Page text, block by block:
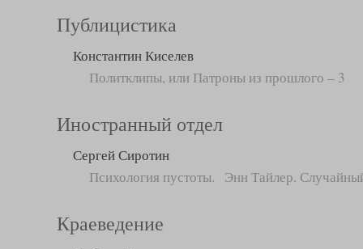
Публицистика
Константин Киселев
Политклипы, или Патроны из прошлого – 3
Иностранный отдел
Сергей Сиротин
Психология пустоты. Энн Тайлер.
Краеведение